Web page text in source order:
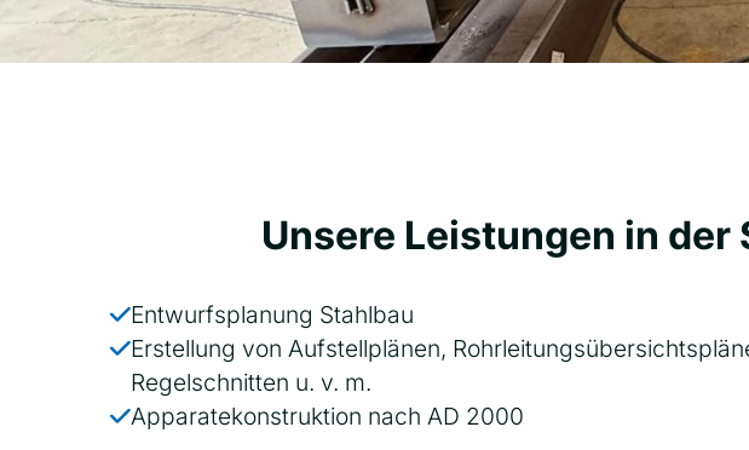
Unsere Leistungen in
Entwurfsplanung Stahlbau
Erstellung von Aufstellplänen,
Regelschnitten u. v. m.
Apparatekonstruktion nach AD 2000